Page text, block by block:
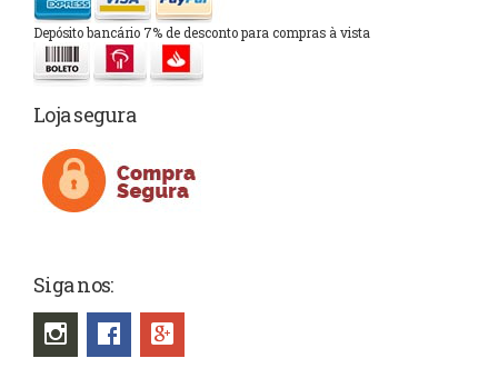
Depósito bancário 7% de desconto para compras à vista
Loja segura
Siga nos: